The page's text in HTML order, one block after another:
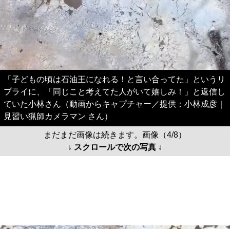
「子どもの頃は石油王になれる！と言い合ってた」というリ
プライに、「同じこと考えてた人がいて嬉しみ！」と返信し
ていた小林さん（動画からキャプチャー／提供：小林成彦｜
見習い猟師カメラマン さん）
まだまだ画像は続きます。画像（4/8）
↓ スクロールで次の写真 ↓